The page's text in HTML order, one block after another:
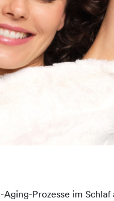
Prozesse im Schlaf